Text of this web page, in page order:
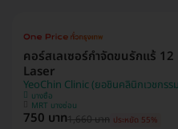
คอร์สเลเซอร์กำจัดขนรักแร้
Laser
YeoChin Clinic (ยอชินคลินิกเวชกรร
บางซื่อ
MRT บางซ่อน
750 บาท1,660 บาท ประหยัด 55%